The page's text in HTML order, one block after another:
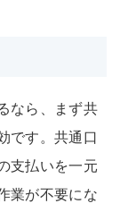
なら、まず共
です。共通口
支払いを一元
業が不要にな